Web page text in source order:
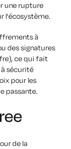
une rupture
l'écosystème.
à
des signatures
ce qui fait
sécurité
pour les
passante.
de la